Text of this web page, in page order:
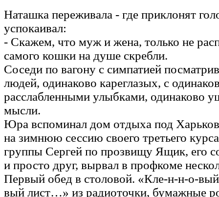
Наташка переживала - где приклонят
успокаивал:
- Скажем, что муж и жена, только не
самого кошки на душе скребли.
Соседи по вагону с симпатией
людей, одинаково кареглазых, с
расслабленными улыбками, одинаково
мысли.
Юра вспоминал дом отдыха под
на зимнюю сессию своего третьего
группы Сергей по прозвищу Ящик, его
и просто друг, вырвал в профкоме
Первый обед в столовой. «Кле-н-н-о-
вый лист…» из радиоточки, бумажные